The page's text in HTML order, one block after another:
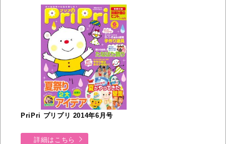
PriPri プリプリ 2014年6月号
詳細はこちら